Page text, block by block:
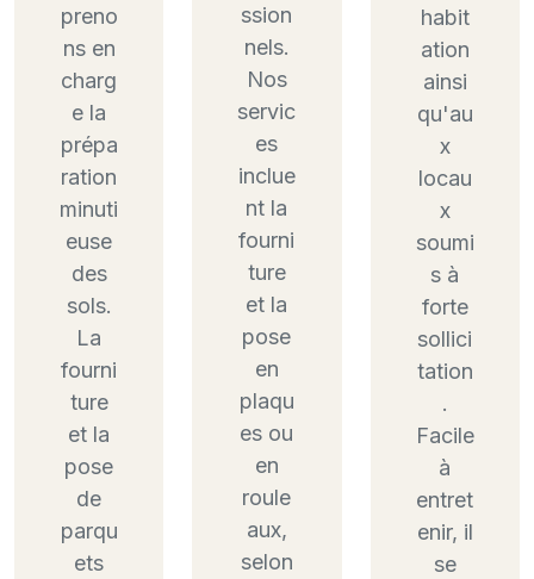
preno
ns en
charg
e la
prépa
ration
minuti
euse
des
sols.
La
fourni
ture
et la
pose
de
parqu
ets
ssion
nels.
Nos
servic
es
inclue
nt la
fourni
ture
et la
pose
en
plaqu
es ou
en
roule
aux,
selon
habit
ation
ainsi
qu'au
x
locau
x
soumi
s à
forte
sollici
tation
.
Facile
à
entret
enir, il
se